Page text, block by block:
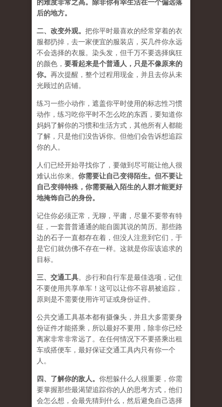
的难度非常之高。除非你有幸生活在一个偏远落
后的地方。
二、 改变外观。 把你平时最喜欢的经常穿着的衣
服都扔掉，去一家便宜的服装店，买几件你永远
不会选择的衣服。染头发，但千万不要选择疯狂
的颜色， 要看起来是个普通人，只是不像原来的
你。 再次提醒，整个过程用现金，并且去你从未
光顾过的店铺。
练习一些小动作，遮盖你平时使用的标志性习惯
动作，练习吃你平时不怎么吃的东西，要知道你
妈妈了解你的习惯和生活方式，其他所有人都能
了解，只是他们没告诉你。但他们会告诉想追踪
你的人。
人们已经开始寻找你了，要做到尽可能让他人很
难认出你来。 你需要让自己变得陌生。但不要让
自己变得特殊，你需要融入陌生的人群才能更好
地掩饰自己的身份。
记住你必须正常，无聊，平庸，尽量不要带有特
征，一套普普通通的能自圆其说的简历。那些路
边的石子一直都存在着，但没人注意到它们，于
是它们就仿佛不存在一样。这就是你应该追求的
目标。
三、 交通工具。步行和自行车是最佳选项，记住
不要使用共享单车！这可以让你不容易被追踪，
原则是不需要使用许可证或身份证件。
公共交通工具基本都有摄像头，并且大多需要身
份证件才能搭乘，所以最好不要用，除非你已经
离家非常非常远了。在任何情况下不要搭乘出租
车或搭便车，最好保证交通工具内只有你一个
人。
四、 了解你的敌人。 你想躲什么人很重要，你需
要掌握那些最渴望追踪你的人的思考方式，他们
会怎么想，会最先猜到什么，然后避免自己选择